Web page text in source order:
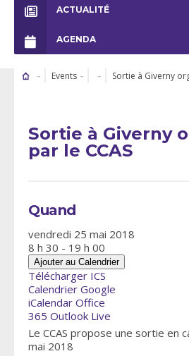
ACTUALITÉ
AGENDA
Events Sortie à Giverny
Sortie à Giverny
par le CCAS
Quand
vendredi 25 mai 2018
8 h 30 - 19 h 00
Ajouter au Calendrier
Télécharger ICS
Calendrier Google
iCalendar Office
365 Outlook Live
Le CCAS propose une sortie en
mai 2018